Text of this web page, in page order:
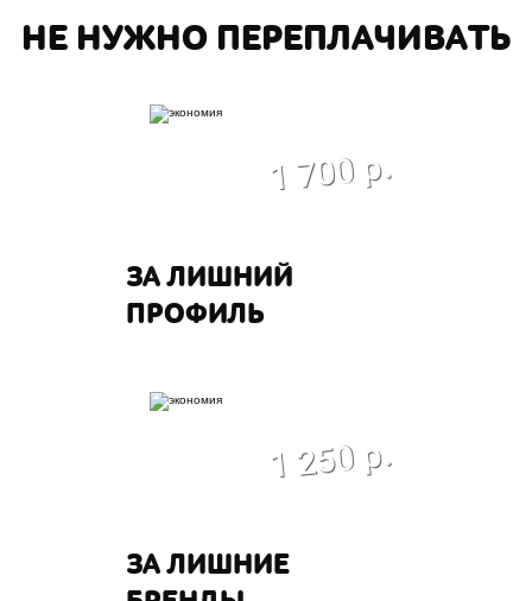
НЕ НУЖНО ПЕРЕПЛАЧИВАТЬ
1 700 р.
ЗА ЛИШНИЙ
ПРОФИЛЬ
1 250 р.
ЗА ЛИШНИЕ